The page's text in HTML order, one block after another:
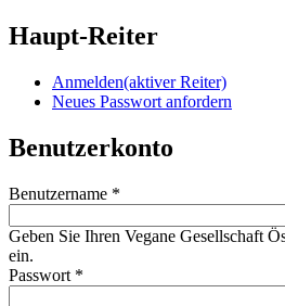
Haupt-Reiter
Anmelden(aktiver Reiter)
Neues Passwort anfordern
Benutzerkonto
Benutzername *
Geben Sie Ihren Vegane Gesellschaft
ein.
Passwort *